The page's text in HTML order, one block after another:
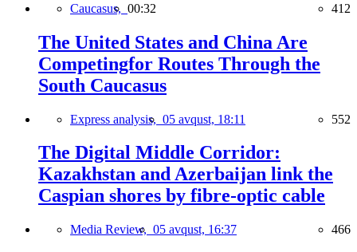
Caucasus, 00:32 412
The United States and China Are
Competingfor Routes Through the
South Caucasus
Express analysis, 05 avqust, 18:11 552
The Digital Middle Corridor:
Kazakhstan and Azerbaijan link the
Caspian shores by fibre-optic cable
Media Review, 05 avqust, 16:37 466